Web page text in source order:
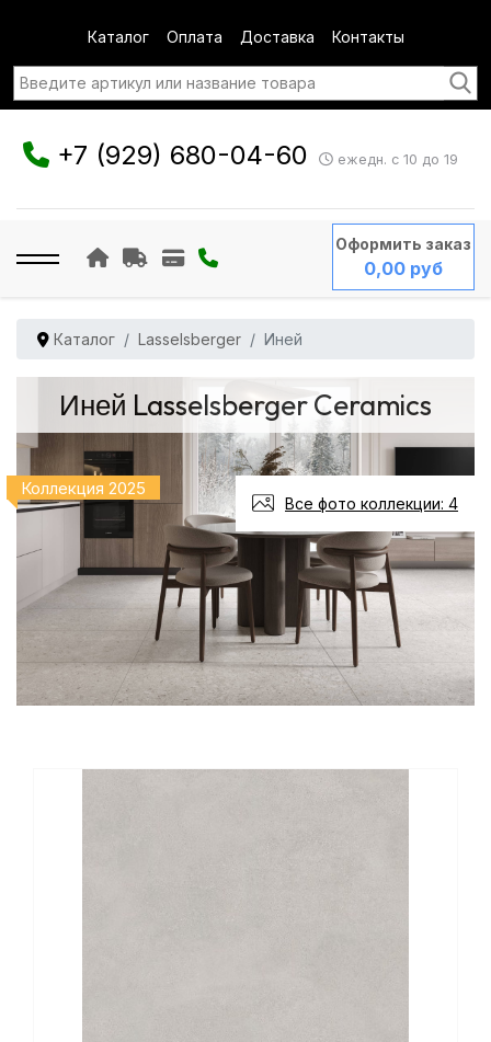
Каталог Оплата Доставка Контакты
+7 (929) 680-04-60 ежедн. с 10 до 19
Оформить заказ
0,00 руб
Каталог Lasselsberger Иней
Коллекция 2025
Иней Lasselsberger Ceramics
Все фото коллекции: 4